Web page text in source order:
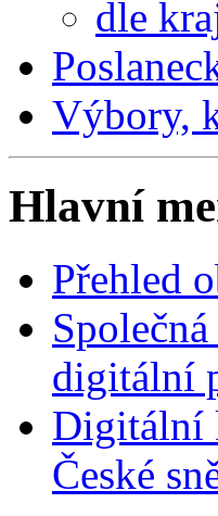
dle
Výbory,
Hlavní
Přehled
digitální
Digitální
České